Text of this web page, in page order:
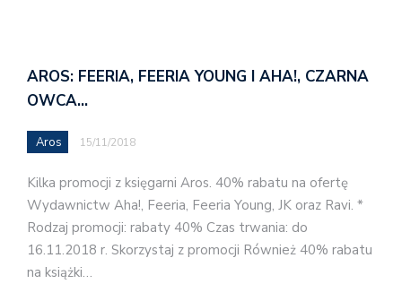
AROS: FEERIA, FEERIA YOUNG I AHA!, CZARNA
OWCA…
Aros 15/11/2018
Kilka promocji z księgarni Aros. 40% rabatu na ofertę
Wydawnictw Aha!, Feeria, Feeria Young, JK oraz Ravi. *
Rodzaj promocji: rabaty 40% Czas trwania: do
16.11.2018 r. Skorzystaj z promocji Również 40% rabatu
na książki…